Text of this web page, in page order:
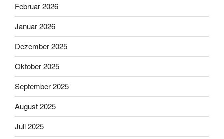
Februar 2026
Januar 2026
Dezember 2025
Oktober 2025
September 2025
August 2025
Juli 2025